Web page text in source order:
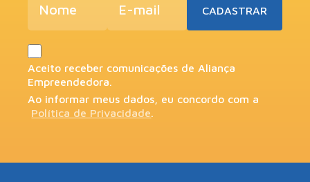
Aceito receber comunicações de Aliança
Empreendedora.
Ao informar meus dados, eu concordo com a
Política de Privacidade.